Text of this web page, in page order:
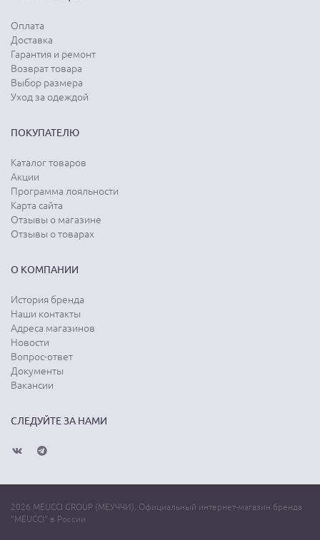
Оплата
Доставка
Гарантия и ремонт
Возврат товара
Выбор размера
Уход за одеждой
ПОКУПАТЕЛЮ
Каталог товаров
Акции
Программа лояльности
Карта сайта
Отзывы о магазине
Отзывы о товарах
О КОМПАНИИ
История бренда
Наши контакты
Адреса магазинов
Новости
Вопрос-ответ
Документы
Вакансии
СЛЕДУЙТЕ ЗА НАМИ
2026 MEUCCI GROUP (МЕУЧЧИ). Официальный интернет-магазин бренда
"MEUCCI" в России